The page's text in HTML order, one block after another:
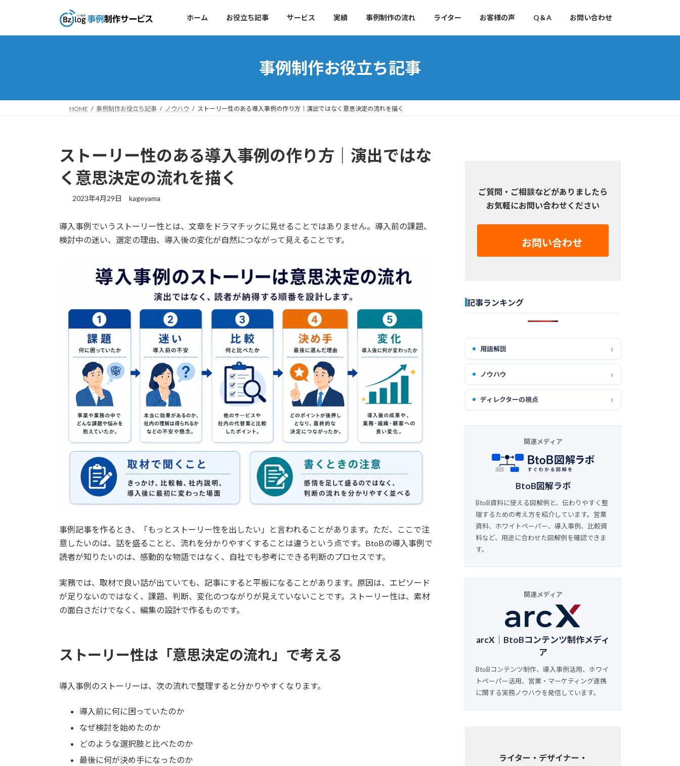
ッ
移
ホーム お役立ち記事 サービス 実績 事例制作の流れ ライター お客様の声 Q＆A お問い合わせ
事例制作お役立ち記事
HOME 事例制作お役立ち記事 ノウハウ ストーリー性のある導入事例の作り方｜演出ではなく意思決定の流れを描く
ストーリー性のある導入事例の作り方｜演出ではな
く意思決定の流れを描く
2023年4月29日 kageyama
導入事例でいうストーリー性とは、文章をドラマチックに見せることではありません。導入前の課題、
検討中の迷い、選定の理由、導入後の変化が自然につながって見えることです。
事例記事を作るとき、「もっとストーリー性を出したい」と言われることがあります。ただ、ここで注
意したいのは、話を盛ることと、流れを分かりやすくすることは違うという点です。BtoBの導入事例で
読者が知りたいのは、感動的な物語ではなく、自社でも参考にできる判断のプロセスです。
実務では、取材で良い話が出ていても、記事にすると平板になることがあります。原因は、エピソード
が足りないのではなく、課題、判断、変化のつながりが見えていないことです。ストーリー性は、素材
の面白さだけでなく、編集の設計で作るものです。
ストーリー性は「意思決定の流れ」で考える
導入事例のストーリーは、次の流れで整理すると分かりやすくなります。
導入前に何に困っていたのか
なぜ検討を始めたのか
どのような選択肢と比べたのか
最後に何が決め手になったのか
ご質問・ご相談などがありましたら
お気軽にお問い合わせください
お問い合わせ
記事ランキング
用語解説
ノウハウ
ディレクターの視点
関連メディア
BtoB図解ラボ
BtoB資料に使える図解例と、伝わりやすく整
理するための考え方を紹介しています。営業
資料、ホワイトペーパー、導入事例、比較資
料など、用途に合わせた図解例を確認できま
す。
関連メディア
arcX｜BtoBコンテンツ制作メディ
ア
BtoBコンテンツ制作、導入事例活用、ホワイ
トペーパー活用、営業・マーケティング連携
に関する実務ノウハウを発信しています。
ライター・デザイナー・